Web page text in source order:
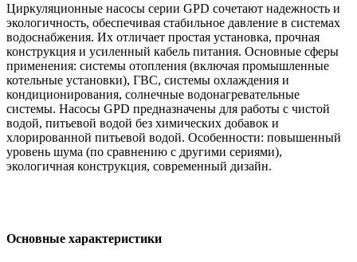
Циркуляционные насосы серии GPD сочетают надежность и
экологичность, обеспечивая стабильное давление в системах
водоснабжения. Их отличает простая установка, прочная
конструкция и усиленный кабель питания. Основные сферы
применения: системы отопления (включая промышленные
котельные установки), ГВС, системы охлаждения и
кондиционирования, солнечные водонагревательные
системы. Насосы GPD предназначены для работы с чистой
водой, питьевой водой без химических добавок и
хлорированной питьевой водой. Особенности: повышенный
уровень шума (по сравнению с другими сериями),
экологичная конструкция, современный дизайн.
Основные характеристики